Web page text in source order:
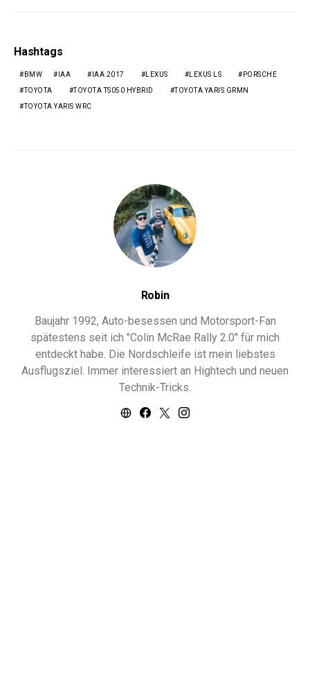
Hashtags
BMW IAA IAA 2017 LEXUS LEXUS LS PORSCHE
TOYOTA TOYOTA TS050 HYBRID TOYOTA YARIS GRMN
TOYOTA YARIS WRC
Robin
Baujahr 1992, Auto-besessen und Motorsport-Fan
spätestens seit ich "Colin McRae Rally 2.0" für mich
entdeckt habe. Die Nordschleife ist mein liebstes
Ausflugsziel. Immer interessiert an Hightech und neuen
Technik-Tricks.